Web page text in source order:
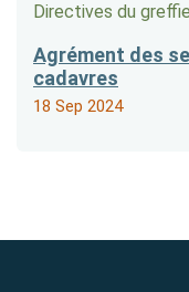
Directives du
Agrément des
cadavres
18 Sep 2024